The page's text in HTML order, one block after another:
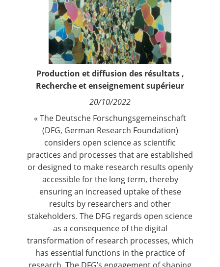
Nous suivre
Production et diffusion des résultats,
Recherche et enseignement supérieur
20/10/2022
« The Deutsche Forschungsgemeinschaft
(DFG, German Research Foundation)
considers open science as scientific
practices and processes that are established
or designed to make research results openly
accessible for the long term, thereby
ensuring an increased uptake of these
results by researchers and other
stakeholders. The DFG regards open science
as a consequence of the digital
transformation of research processes, which
has essential functions in the practice of
research. The DFG’s engagement of shaping